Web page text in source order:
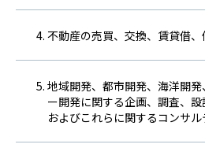
不動産の売買、交換、賃貸借
地域開発、都市開発、海洋開
ー開発に関する企画、調査、
およびこれらに関するコンサ